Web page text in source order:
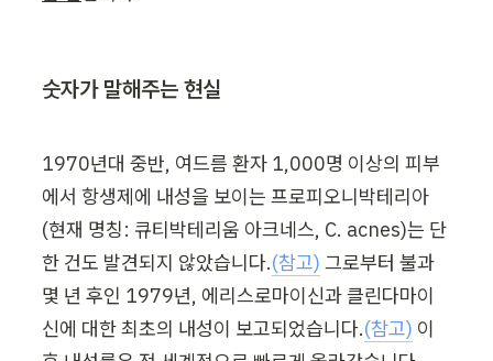
숫자가 말해주는 현실
1970년대 중반, 여드름 환자 1,000명 이상의 피부
에서 항생제에 내성을 보이는 프로피오니박테리아
(현재 명칭: 큐티박테리움 아크네스, C. acnes)는 단
한 건도 발견되지 않았습니다.(참고) 그로부터 불과
몇 년 후인 1979년, 에리스로마이신과 클린다마이
신에 대한 최초의 내성이 보고되었습니다.(참고) 이